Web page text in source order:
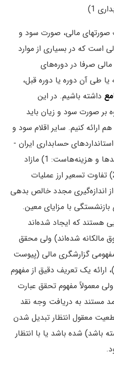
مالی، صورت سود و
است که در بسیاری از موارد
صرفا در دوره‌های
طی آن دوره یا دوره قبل،
داشته باشیم. در این
بر صورت سود و زیان باید
کنیم. سایر اقلام سود و
حسابداری ایران -
یکی از این سه گروه درآمدها و هزینه‌هاست: 1) مازاد
ارزیابی داراییها، 2) تفاوت تسعیر ارز عملیات
از اندازه‌گیری مجدد خالص بدهی
با مزایای معین.
هستند که ایجاد شده‌اند
مالکانه شده‌اند) ولی محقق
گزارشگری مالی (پیوست
یک تعریف‌ دقیق‌ از مفهوم‌
مفهوم‌ تحقق‌ عبارت‌
مستند به‌ دریافت‌ وجه‌ نقد
معقول‌ انتظار تبدیل‌ شدن‌
شده‌ باشد یا با انتظار